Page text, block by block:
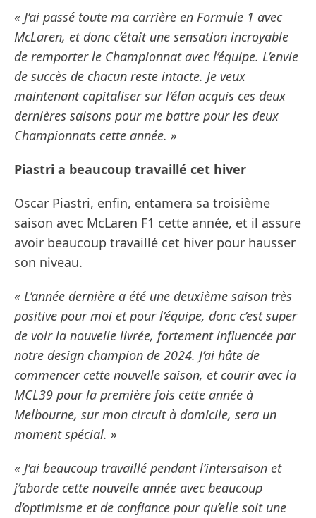
« J’ai passé toute ma carrière en Formule 1 avec
McLaren, et donc c’était une sensation incroyable
de remporter le Championnat avec l’équipe. L’envie
de succès de chacun reste intacte. Je veux
maintenant capitaliser sur l’élan acquis ces deux
dernières saisons pour me battre pour les deux
Championnats cette année. »
Piastri a beaucoup travaillé cet hiver
Oscar Piastri, enfin, entamera sa troisième
saison avec McLaren F1 cette année, et il assure
avoir beaucoup travaillé cet hiver pour hausser
son niveau.
« L’année dernière a été une deuxième saison très
positive pour moi et pour l’équipe, donc c’est super
de voir la nouvelle livrée, fortement influencée par
notre design champion de 2024. J’ai hâte de
commencer cette nouvelle saison, et courir avec la
MCL39 pour la première fois cette année à
Melbourne, sur mon circuit à domicile, sera un
moment spécial. »
« J’ai beaucoup travaillé pendant l’intersaison et
j’aborde cette nouvelle année avec beaucoup
d’optimisme et de confiance pour qu’elle soit une